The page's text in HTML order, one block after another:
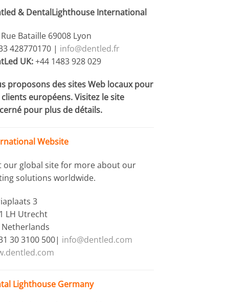
& DentalLighthouse International
Bataille 69008 Lyon
428770170 | info@dentled.fr
UK:+44 1483 928 029
proposons des sites Web locaux pour
européens. Visitez le site
pour plus de détails.
Website
our global site for more about our
solutions worldwide.
3
LH Utrecht
Netherlands
30 3100 500| info@dentled.com
Lighthouse Germany